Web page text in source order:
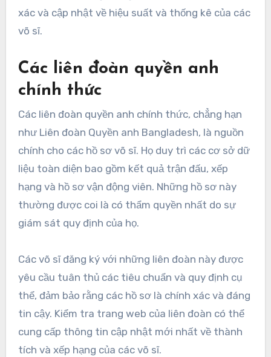
xác và cập nhật về hiệu suất và thống kê của các
võ sĩ.
Các liên đoàn quyền anh
chính thức
Các liên đoàn quyền anh chính thức, chẳng hạn
như Liên đoàn Quyền anh Bangladesh, là nguồn
chính cho các hồ sơ võ sĩ. Họ duy trì các cơ sở dữ
liệu toàn diện bao gồm kết quả trận đấu, xếp
hạng và hồ sơ vận động viên. Những hồ sơ này
thường được coi là có thẩm quyền nhất do sự
giám sát quy định của họ.
Các võ sĩ đăng ký với những liên đoàn này được
yêu cầu tuân thủ các tiêu chuẩn và quy định cụ
thể, đảm bảo rằng các hồ sơ là chính xác và đáng
tin cậy. Kiểm tra trang web của liên đoàn có thể
cung cấp thông tin cập nhật mới nhất về thành
tích và xếp hạng của các võ sĩ.